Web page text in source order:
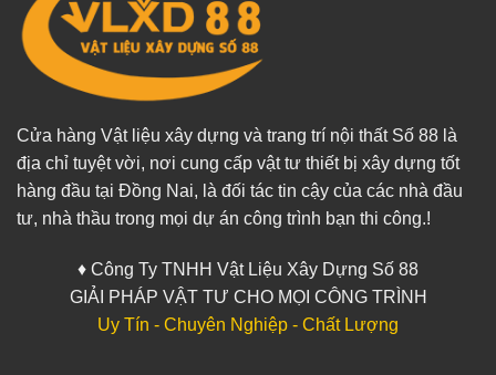
Cửa hàng Vật liệu xây dựng và trang trí nội thất Số 88 là
địa chỉ tuyệt vời, nơi cung cấp vật tư thiết bị xây dựng tốt
hàng đầu tại Đồng Nai, là đối tác tin cậy của các nhà đầu
tư, nhà thầu trong mọi dự án công trình bạn thi công.!
♦ Công Ty TNHH Vật Liệu Xây Dựng Số 88
GIẢI PHÁP VẬT TƯ CHO MỌI CÔNG TRÌNH
Uy Tín - Chuyên Nghiệp - Chất Lượng